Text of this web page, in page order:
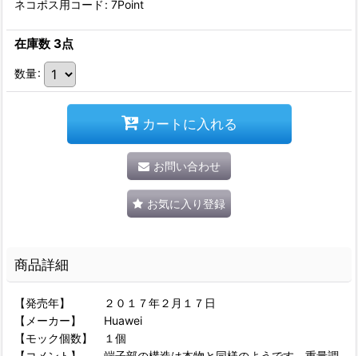
ネコポス用コード : 7Point
在庫数 3点
数量:
カートに入れる
お問い合わせ
お気に入り登録
商品詳細
【発売年】 ２０１７年２月１７日
【メーカー】 Huawei
【モック個数】 １個